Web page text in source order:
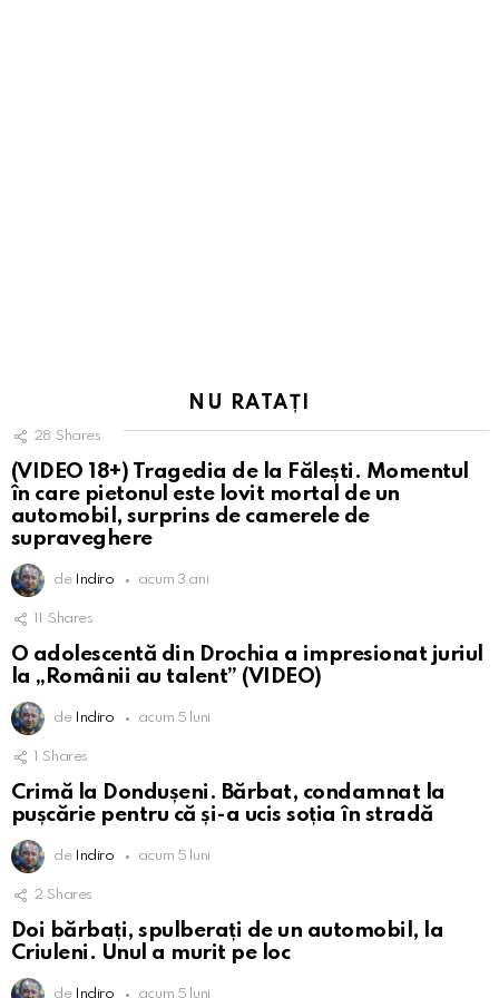
NU RATAȚI
28 Shares
(VIDEO 18+) Tragedia de la Fălești. Momentul
în care pietonul este lovit mortal de un
automobil, surprins de camerele de
supraveghere
de Indiro acum 3 ani
Shares
O adolescentă din Drochia a impresionat juriul
la „Românii au talent” (VIDEO)
de Indiro acum 5 luni
Shares
Crimă la Dondușeni. Bărbat, condamnat la
pușcărie pentru că și-a ucis soția în stradă
de Indiro acum 5 luni
2 Shares
Doi bărbați, spulberați de un automobil, la
Criuleni. Unul a murit pe loc
de Indiro acum 5 luni